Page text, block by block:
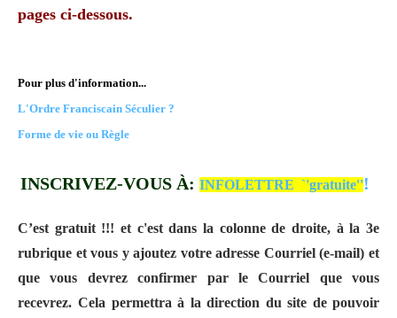
pages ci-dessous.
Pour plus d'information...
L'Ordre Franciscain Séculier ?
Forme de vie ou Règle
INSCRIVEZ-VOUS À: INFOLETTRE `'gratuite''!
C’est gratuit !!! et c'est dans la colonne de droite, à la 3e
rubrique et vous y ajoutez votre adresse Courriel (e-mail) et
que vous devrez confirmer par le Courriel que vous
recevrez. Cela permettra à la direction du site de pouvoir